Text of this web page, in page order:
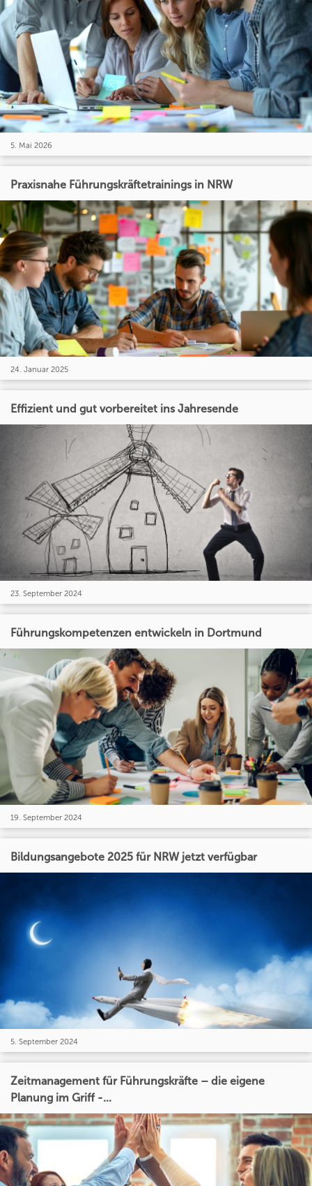
5. Mai 2026
Praxisnahe Führungskräftetrainings in NRW
24. Januar 2025
Effizient und gut vorbereitet ins Jahresende
23. September 2024
Führungskompetenzen entwickeln in Dortmund
19. September 2024
Bildungsangebote 2025 für NRW jetzt verfügbar
5. September 2024
Zeitmanagement für Führungskräfte – die eigene
Planung im Griff -...